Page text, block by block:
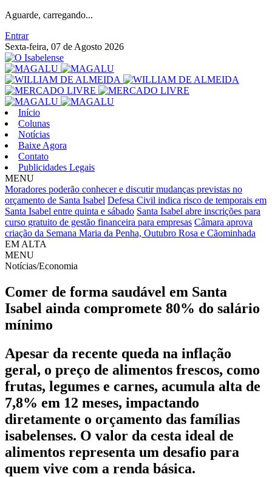
Aguarde, carregando...
Entrar
Sexta-feira, 07 de Agosto 2026
Início
Colunas
Notícias
Baixe Agora
Contato
Publicidades Legais
MENU
Moradores poderão conhecer e discutir mudanças previstas no
orçamento de Santa Isabel Defesa Civil indica risco de temporais em
Santa Isabel entre quinta e sábado Santa Isabel abre inscrições para
curso gratuito de gestão financeira para empresas Câmara aprova
criação da Semana Maria da Penha, Outubro Rosa e Cãominhada
EM ALTA
MENU
Notícias/Economia
Comer de forma saudável em Santa
Isabel ainda compromete 80% do salário
mínimo
Apesar da recente queda na inflação
geral, o preço de alimentos frescos, como
frutas, legumes e carnes, acumula alta de
7,8% em 12 meses, impactando
diretamente o orçamento das famílias
isabelenses. O valor da cesta ideal de
alimentos representa um desafio para
quem vive com a renda básica.